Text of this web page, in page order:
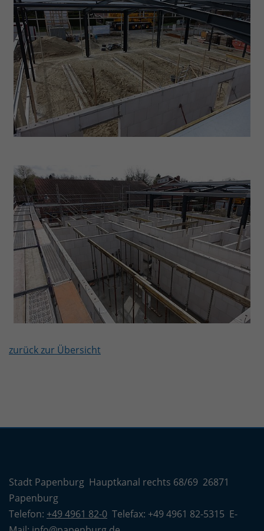
zurück zur Übersicht
Stadt Papenburg Hauptkanal rechts 68/69 26871
Papenburg
Telefon: +49 4961 82-0 Telefax: +49 4961 82-5315 E-